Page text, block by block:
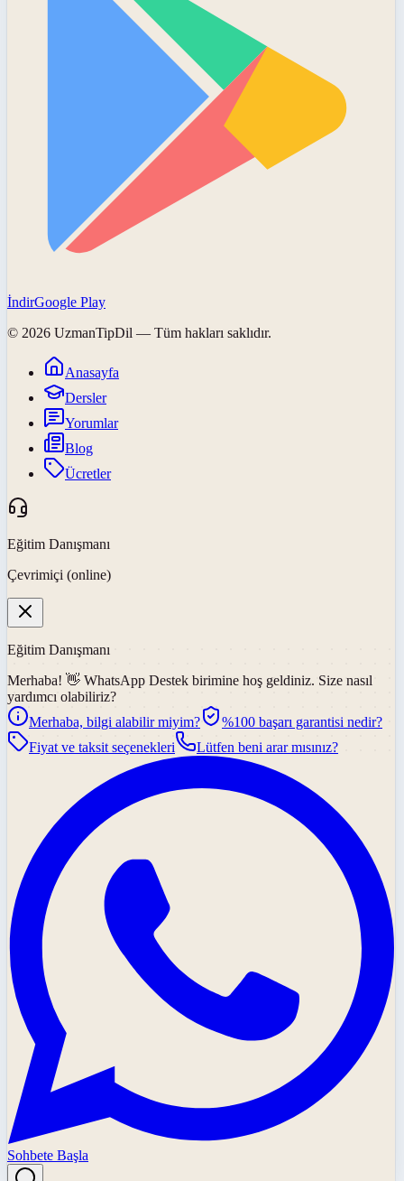
İndirGoogle Play
© 2026 UzmanTipDil — Tüm hakları saklıdır.
Anasayfa
Dersler
Yorumlar
Blog
Ücretler
Eğitim Danışmanı
Çevrimiçi (online)
Eğitim Danışmanı
Merhaba! 👋 WhatsApp Destek birimine hoş geldiniz. Size nasıl
yardımcı olabiliriz?
Merhaba, bilgi alabilir miyim?
%100 başarı garantisi nedir?
Fiyat ve taksit seçenekleri
Lütfen beni arar mısınız?
Sohbete Başla